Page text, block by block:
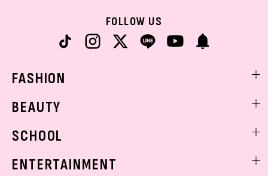
FOLLOW US
FASHION
着回し
BEAUTY
ベストコスメ
SCHOOL
ENTERTAINMENT